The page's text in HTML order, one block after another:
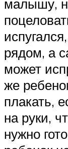
малышу,
рядом, а
может
же
плакать,
на руки,
нужно